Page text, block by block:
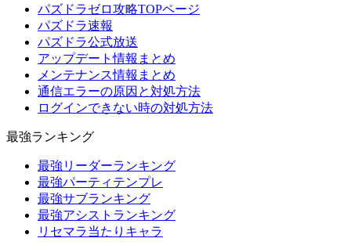
パズドラゼロ攻略TOPページ
パズドラ速報
パズドラ公式放送
アップデート情報まとめ
メンテナンス情報まとめ
通信エラーの原因と対処方法
ログインできない時の対処方法
最強ランキング
最強リーダーランキング
最強パーティテンプレ
最強サブランキング
最強アシストランキング
リセマラ当たりキャラ